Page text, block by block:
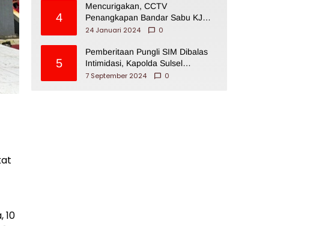
10
4
Mencurigakan, CCTV
Penangkapan Bandar Sabu KJ
Disita Oknum BNNP Sulsel
24 Januari 2024 0
5
Pemberitaan Pungli SIM Dibalas
Intimidasi, Kapolda Sulsel
Dikecam PJI Sulsel
7 September 2024 0